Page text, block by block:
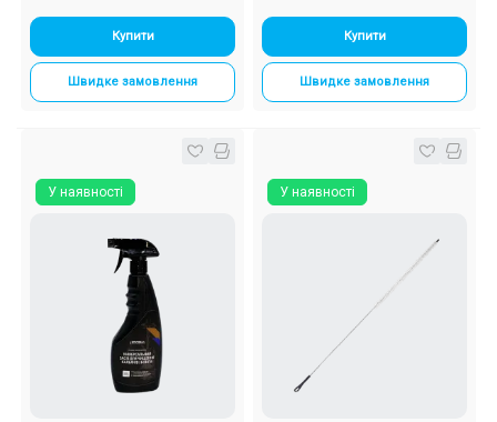
Купити
Швидке замовлення
Купити
Швидке замовлення
У наявності У наявності